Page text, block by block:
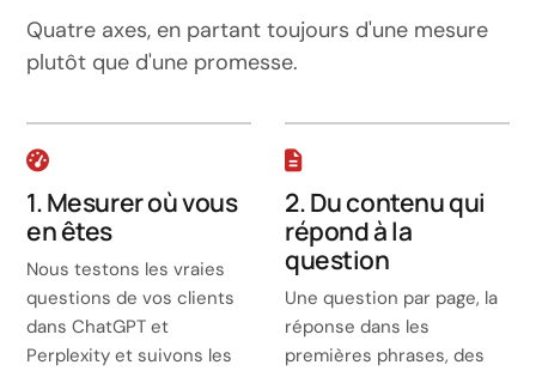
Quatre axes, en partant toujours d'une mesure
plutôt que d'une promesse.
1. Mesurer où vous
en êtes
Nous testons les vraies
questions de vos clients
dans ChatGPT et
Perplexity et suivons les
2. Du contenu qui
répond à la
question
Une question par page, la
réponse dans les
premières phrases, des